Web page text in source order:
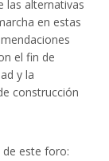
las alternativas
en estas
el fin de
y la
construcción
este foro: